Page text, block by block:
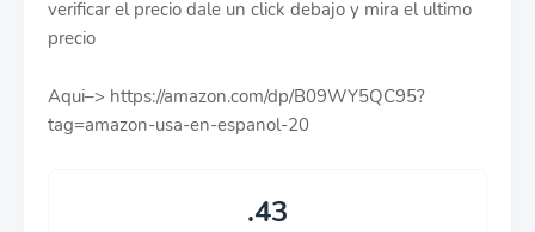
verificar el precio dale un click debajo y mira el ultimo
precio
Aqui–> https://amazon.com/dp/B09WY5QC95?
tag=amazon-usa-en-espanol-20
.43